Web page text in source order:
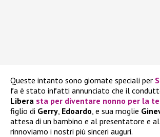
Queste intanto sono giornate speciali per
fa è stato infatti annunciato che il
Libera sta per diventare nonno per la
figlio di Gerry Edoardo , e sua moglie
attesa di un bambino e al presentatore e
rinnoviamo i nostri più sinceri auguri.